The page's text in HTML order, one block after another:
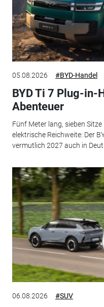
05.08.2026 #BYD-Handel
BYD Ti 7 Plug-in-
Abenteuer
Fünf Meter lang, sieben
elektrische Reichweite: Der
vermutlich 2027 auch in
06.08.2026 #SUV